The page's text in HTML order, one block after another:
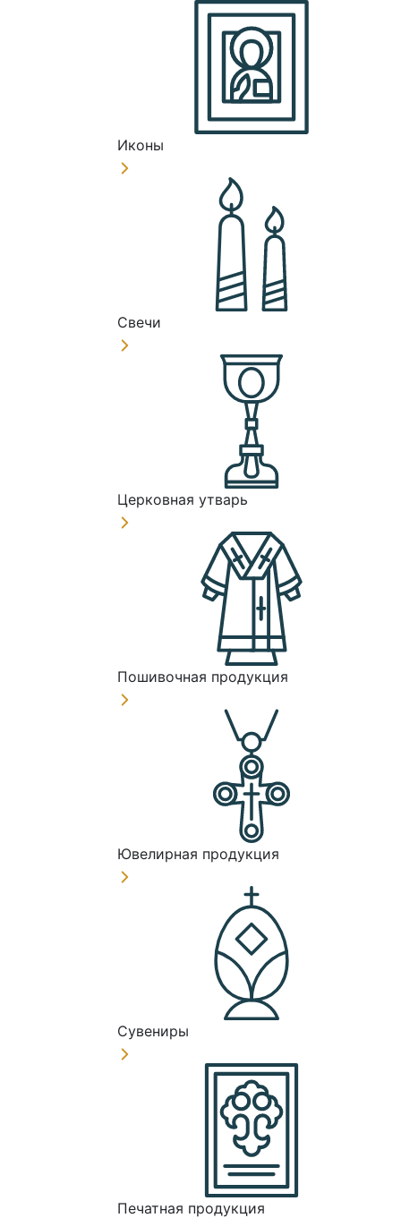
Иконы
Свечи
Церковная утварь
Пошивочная продукция
Ювелирная продукция
Сувениры
Печатная продукция